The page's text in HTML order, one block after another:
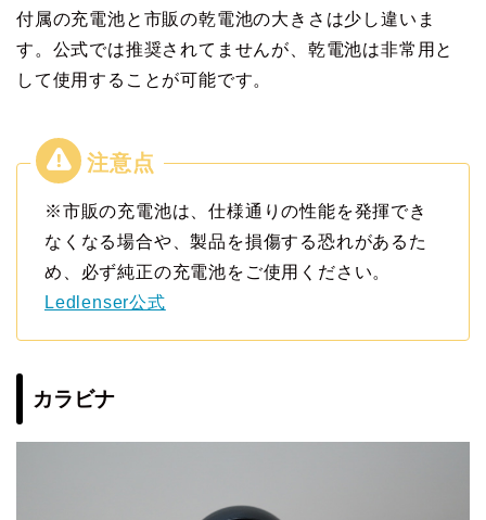
付属の充電池と市販の乾電池の大きさは少し違いま
す。公式では推奨されてませんが、乾電池は非常用と
して使用することが可能です。
※市販の充電池は、仕様通りの性能を発揮でき
なくなる場合や、製品を損傷する恐れがあるた
め、必ず純正の充電池をご使用ください。
Ledlenser公式
カラビナ